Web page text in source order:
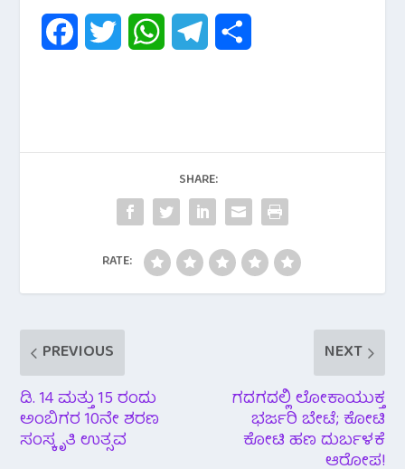
e
A
p
g
r
a
SHARE:
RATE:
PREVIOUS
ಡಿ. 14 ಮತ್ತು 15 ರಂದು
ಅಂಬಿಗರ 10ನೇ ಶರಣ
ಸಂಸ್ಕೃತಿ ಉತ್ಸವ
NEXT
ಗದಗದಲ್ಲಿ ಲೋಕಾಯುಕ್ತ
ಭರ್ಜರಿ ಬೇಟೆ; ಕೋಟಿ
ಕೋಟಿ ಹಣ ದುರ್ಬಳಕೆ
ಆರೋಪ!